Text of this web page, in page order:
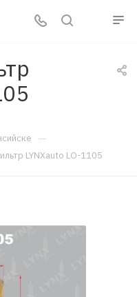
—
LYNXauto LO-1105